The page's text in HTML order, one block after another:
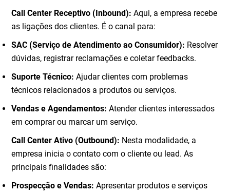
Call Center Receptivo (Inbound): Aqui, a empresa recebe
as ligações dos clientes. É o canal para:
SAC (Serviço de Atendimento ao Consumidor): Resolver
dúvidas, registrar reclamações e coletar feedbacks.
Suporte Técnico: Ajudar clientes com problemas
técnicos relacionados a produtos ou serviços.
Vendas e Agendamentos: Atender clientes interessados
em comprar ou marcar um serviço.
Call Center Ativo (Outbound): Nesta modalidade, a
empresa inicia o contato com o cliente ou lead. As
principais finalidades são:
Prospecção e Vendas: Apresentar produtos e serviços